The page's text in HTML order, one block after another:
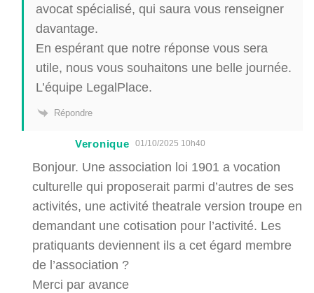
avocat spécialisé, qui saura vous renseigner
davantage.
En espérant que notre réponse vous sera
utile, nous vous souhaitons une belle journée.
L’équipe LegalPlace.
Répondre
Veronique 01/10/2025 10h40
Bonjour. Une association loi 1901 a vocation
culturelle qui proposerait parmi d’autres de ses
activités, une activité theatrale version troupe en
demandant une cotisation pour l’activité. Les
pratiquants deviennent ils a cet égard membre
de l’association ?
Merci par avance